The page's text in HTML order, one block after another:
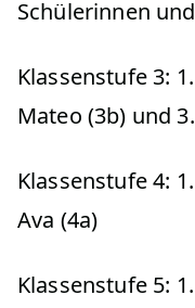
Schülerinnen
Klassenstufe 3:
Mateo (3b) und
Klassenstufe 4:
Ava (4a)
Klassenstufe 5: